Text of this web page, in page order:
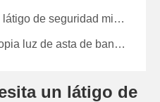
¿Por qué se necesita un látigo de seguridad minera?
Cómo personalizar tu propia luz de asta de bandera
un látigo de